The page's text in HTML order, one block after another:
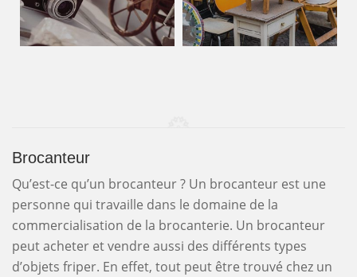
Brocanteur
Qu’est-ce qu’un brocanteur ? Un brocanteur est une
personne qui travaille dans le domaine de la
commercialisation de la brocanterie. Un brocanteur
peut acheter et vendre aussi des différents types
d’objets friper. En effet, tout peut être trouvé chez un